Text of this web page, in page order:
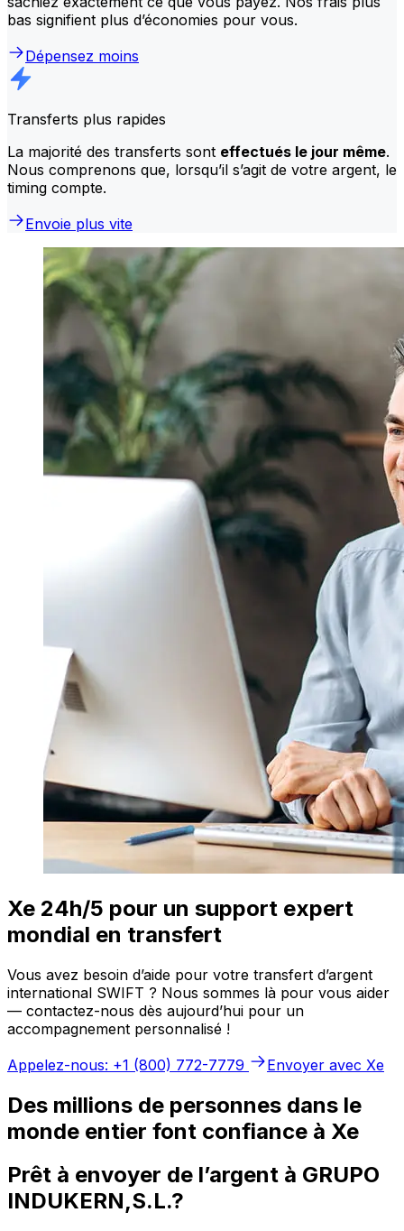
bas signifient plus d’économies pour vous.
Dépensez moins
Transferts plus rapides
La majorité des transferts sont effectués le jour même.
Nous comprenons que, lorsqu’il s’agit de votre argent, le
timing compte.
Envoie plus vite
Xe 24h/5 pour un support expert
mondial en transfert
Vous avez besoin d’aide pour votre transfert d’argent
international SWIFT ? Nous sommes là pour vous aider
— contactez-nous dès aujourd’hui pour un
accompagnement personnalisé !
Appelez-nous: +1 (800) 772-7779
Envoyer avec Xe
Des millions de personnes dans le
monde entier font confiance à Xe
Prêt à envoyer de l’argent à GRUPO
INDUKERN,S.L.?